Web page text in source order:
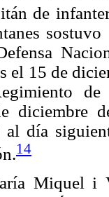
de
el 15 de
diciembre
día
14
Miquel i